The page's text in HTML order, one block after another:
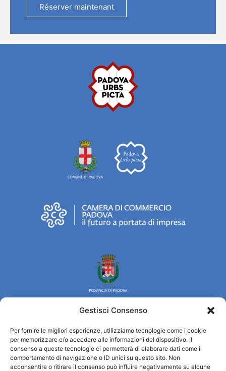
Gestisci Consenso
Per fornire le migliori esperienze, utilizziamo tecnologie come i cookie
per memorizzare e/o accedere alle informazioni del dispositivo. Il
consenso a queste tecnologie ci permetterà di elaborare dati come il
comportamento di navigazione o ID unici su questo sito. Non
acconsentire o ritirare il consenso può influire negativamente su alcune
Réserver maintenant
Turismo Padova
Qui sommes-nous ?